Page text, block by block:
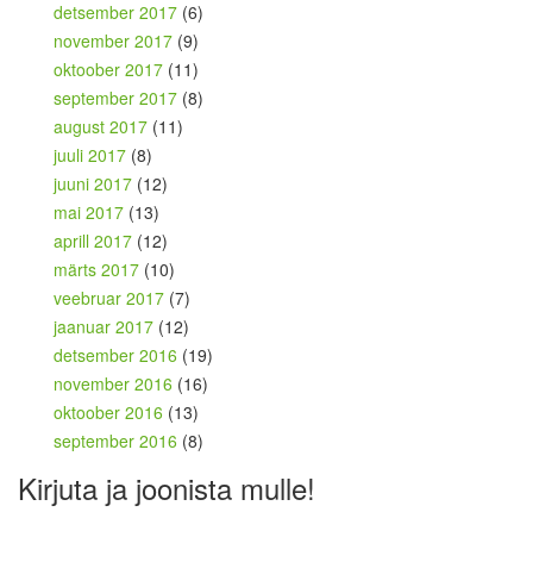
detsember 2017 (6)
november 2017 (9)
oktoober 2017 (11)
september 2017 (8)
august 2017 (11)
juuli 2017 (8)
juuni 2017 (12)
mai 2017 (13)
aprill 2017 (12)
märts 2017 (10)
veebruar 2017 (7)
jaanuar 2017 (12)
detsember 2016 (19)
november 2016 (16)
oktoober 2016 (13)
september 2016 (8)
Kirjuta ja joonista mulle!